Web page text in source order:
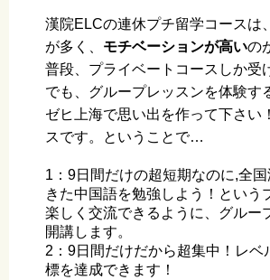
漢院ELCの連休プチ留学コースは
が多く、 モチベーションが高いの
普段、プライベートコースしか受
でも、グループレッスンを体験す
ゼヒ上海で思い出を作って下さい
スです。ということで…
1：9日間だけの超短期なのに,全
きた中国語を勉強しよう！という
楽しく交流できるように、グルー
開講します。
2：9日間だけだから超集中！レベ
標を達成できます！